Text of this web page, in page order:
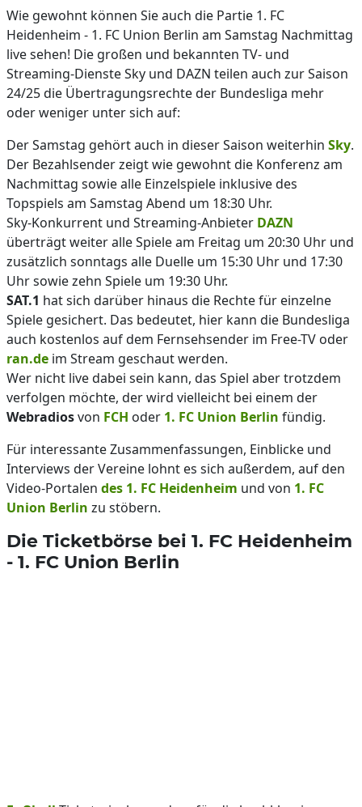
Wie gewohnt können Sie auch die Partie 1. FC
Heidenheim - 1. FC Union Berlin am Samstag Nachmittag
live sehen! Die großen und bekannten TV- und
Streaming-Dienste Sky und DAZN teilen auch zur Saison
24/25 die Übertragungsrechte der Bundesliga mehr
oder weniger unter sich auf:
Der Samstag gehört auch in dieser Saison weiterhin Sky.
Der Bezahlsender zeigt wie gewohnt die Konferenz am
Nachmittag sowie alle Einzelspiele inklusive des
Topspiels am Samstag Abend um 18:30 Uhr.
Sky-Konkurrent und Streaming-Anbieter DAZN
überträgt weiter alle Spiele am Freitag um 20:30 Uhr und
zusätzlich sonntags alle Duelle um 15:30 Uhr und 17:30
Uhr sowie zehn Spiele um 19:30 Uhr.
SAT.1 hat sich darüber hinaus die Rechte für einzelne
Spiele gesichert. Das bedeutet, hier kann die Bundesliga
auch kostenlos auf dem Fernsehsender im Free-TV oder
ran.de im Stream geschaut werden.
Wer nicht live dabei sein kann, das Spiel aber trotzdem
verfolgen möchte, der wird vielleicht bei einem der
Webradiosvon FCH oder 1. FC Union Berlin fündig.
Für interessante Zusammenfassungen, Einblicke und
Interviews der Vereine lohnt es sich außerdem, auf den
Video-Portalen des 1. FC Heidenheim und von 1. FC
Union Berlin zu stöbern.
Die Ticketbörse bei 1. FC Heidenheim
- 1. FC Union Berlin